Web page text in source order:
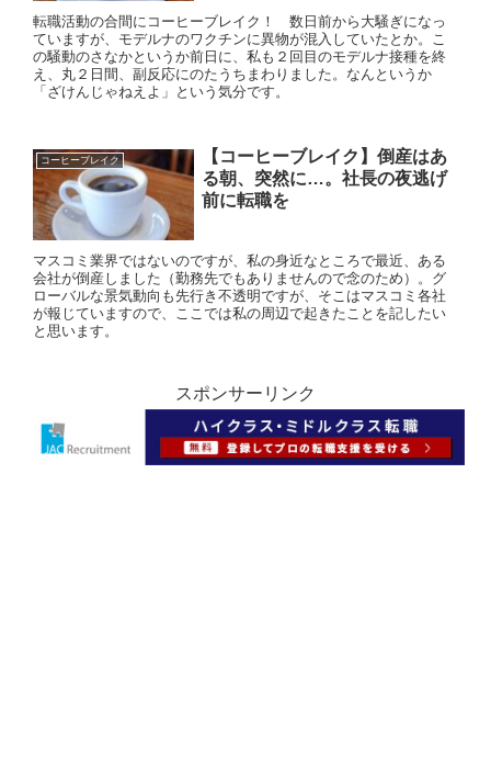
転職活動の合間にコーヒーブレイク！ 数日前から大騒ぎになっ
ていますが、モデルナのワクチンに異物が混入していたとか。こ
の騒動のさなかというか前日に、私も２回目のモデルナ接種を終
え、丸２日間、副反応にのたうちまわりました。なんというか
「ざけんじゃねえよ」という気分です。
コーヒーブレイク
【コーヒーブレイク】倒産はあ
る朝、突然に…。社長の夜逃げ
前に転職を
マスコミ業界ではないのですが、私の身近なところで最近、ある
会社が倒産しました（勤務先でもありませんので念のため）。グ
ローバルな景気動向も先行き不透明ですが、そこはマスコミ各社
が報じていますので、ここでは私の周辺で起きたことを記したい
と思います。
スポンサーリンク